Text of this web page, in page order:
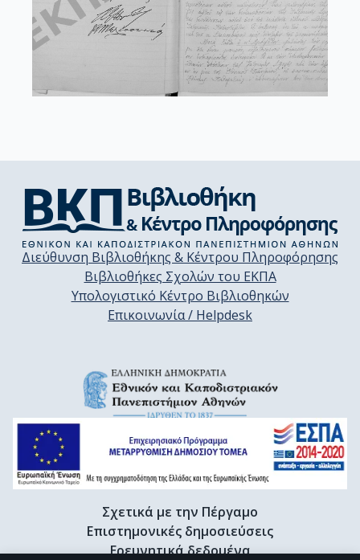
Διεύθυνση Βιβλιοθήκης & Κέντρου Πληροφόρησης
Βιβλιοθήκες Σχολών του ΕΚΠΑ
Υπολογιστικό Κέντρο Βιβλιοθηκών
Επικοινωνία / Helpdesk
Σχετικά με την Πέργαμο
Επιστημονικές δημοσιεύσεις
Ερευνητικά δεδομένα